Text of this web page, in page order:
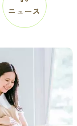
ュラー
検査と栄養療法
ニュース